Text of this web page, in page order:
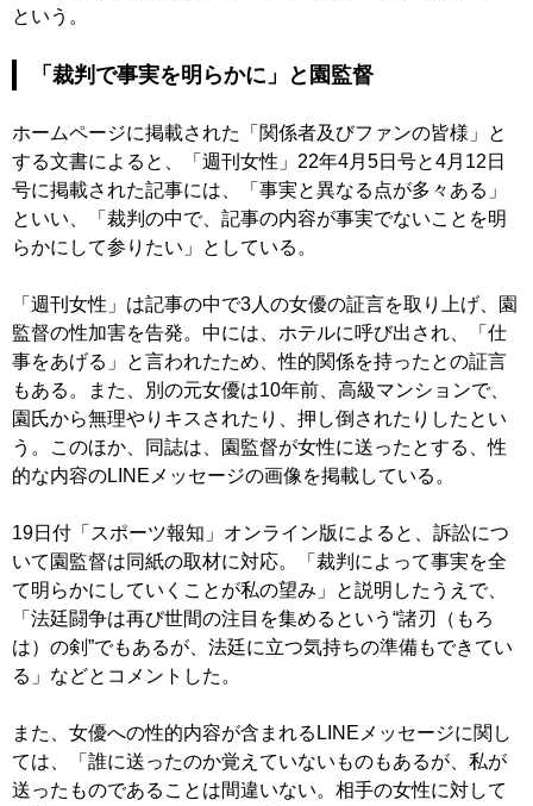
という。
「裁判で事実を明らかに」と園監督
ホームページに掲載された「関係者及びファンの皆様」と
する文書によると、「週刊女性」22年4月5日号と4月12日
号に掲載された記事には、「事実と異なる点が多々ある」
といい、「裁判の中で、記事の内容が事実でないことを明
らかにして参りたい」としている。
「週刊女性」は記事の中で3人の女優の証言を取り上げ、園
監督の性加害を告発。中には、ホテルに呼び出され、「仕
事をあげる」と言われたため、性的関係を持ったとの証言
もある。また、別の元女優は10年前、高級マンションで、
園氏から無理やりキスされたり、押し倒されたりしたとい
う。このほか、同誌は、園監督が女性に送ったとする、性
的な内容のLINEメッセージの画像を掲載している。
19日付「スポーツ報知」オンライン版によると、訴訟につ
いて園監督は同紙の取材に対応。「裁判によって事実を全
て明らかにしていくことが私の望み」と説明したうえで、
「法廷闘争は再び世間の注目を集めるという“諸刃（もろ
は）の剣”でもあるが、法廷に立つ気持ちの準備もできてい
る」などとコメントした。
また、女優への性的内容が含まれるLINEメッセージに関し
ては、「誰に送ったのか覚えていないものもあるが、私が
送ったものであることは間違いない。相手の女性に対して